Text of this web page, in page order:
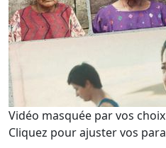
Vidéo masquée par vos
Cliquez pour ajuster vos